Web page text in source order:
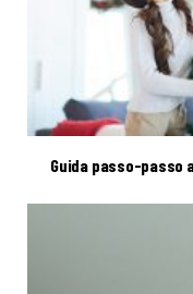
Guida passo-passo